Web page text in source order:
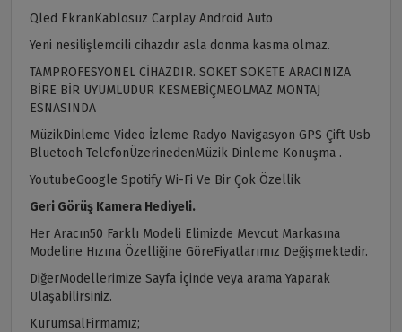
Qled EkranKablosuz Carplay Android Auto
Yeni nesilişlemcili cihazdır asla donma kasma olmaz.
TAMPROFESYONEL CİHAZDIR. SOKET SOKETE ARACINIZA
BİRE BİR UYUMLUDUR KESMEBİÇMEOLMAZ MONTAJ
ESNASINDA
MüzikDinleme Video İzleme Radyo Navigasyon GPS Çift Usb
Bluetooh TelefonÜzerinedenMüzik Dinleme Konuşma .
YoutubeGoogle Spotify Wi-Fi Ve Bir Çok Özellik
Geri Görüş Kamera Hediyeli.
Her Aracın50 Farklı Modeli Elimizde Mevcut Markasına
Modeline Hızına Özelliğine GöreFiyatlarımız Değişmektedir.
DiğerModellerimize Sayfa İçinde veya arama Yaparak
Ulaşabilirsiniz.
KurumsalFirmamız;